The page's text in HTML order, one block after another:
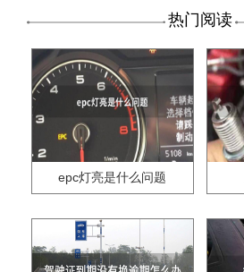
热门阅读
epc灯亮是什么问题